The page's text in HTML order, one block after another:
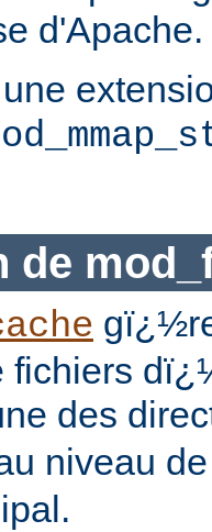
d'Apache.
de
fichiers
des
niveau